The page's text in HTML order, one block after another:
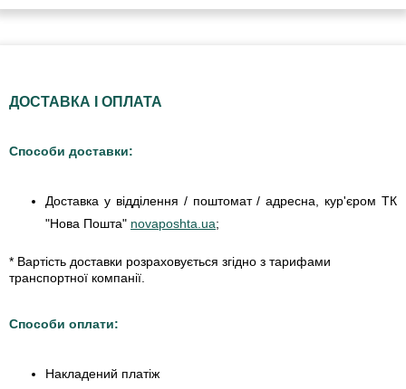
ДОСТАВКА І ОПЛАТА
Способи доставки:
Доставка у відділення / поштомат / адресна, кур'єром ТК
"Нова Пошта" novaposhta.ua;
* Вартість доставки розраховується згідно з тарифами
транспортної компанії.
Способи оплати:
Накладений платіж